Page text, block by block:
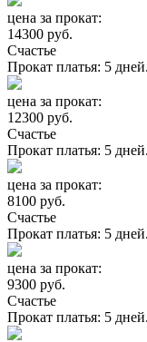
цена за прокат:
14300 руб.
Счастье
Прокат платья: 5
цена за прокат:
12300 руб.
Счастье
Прокат платья: 5
цена за прокат:
8100 руб.
Счастье
Прокат платья: 5
цена за прокат:
9300 руб.
Счастье
Прокат платья: 5